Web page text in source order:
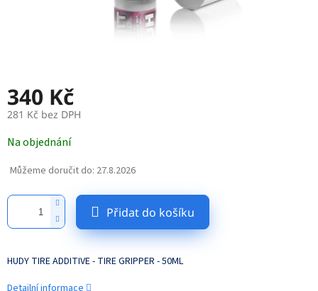
340 Kč
281 Kč bez DPH
cena:
Na objednání
Můžeme doručit do: 27.8.2026
Přidat do košíku
HUDY TIRE ADDITIVE - TIRE GRIPPER - 50ML
Detailní informace